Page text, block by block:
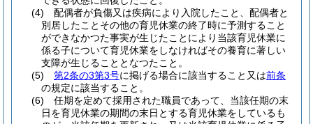
(4)
配偶者が負傷又は疾病により入院したこと、配偶者と
別居したことその他の育児休業の終了時に予測すること
ができなかつた事実が生じたことにより当該育児休業に
係る子について育児休業をしなければその養育に著しい
支障が生じることとなつたこと。
(5)
第2条の3第3号に掲げる場合に該当すること又は前条
の規定に該当すること。
(6)
任期を定めて採用された職員であって、当該任期の末
日を育児休業の期間の末日とする育児休業をしているも